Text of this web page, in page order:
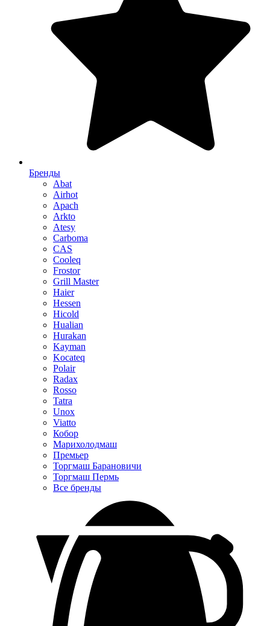
Бренды
Abat
Airhot
Apach
Arkto
Atesy
Carboma
CAS
Cooleq
Frostor
Grill Master
Haier
Hessen
Hicold
Hualian
Hurakan
Kayman
Kocateq
Polair
Radax
Rosso
Tatra
Unox
Viatto
Кобор
Марихолодмаш
Премьер
Торгмаш Барановичи
Торгмаш Пермь
Все бренды